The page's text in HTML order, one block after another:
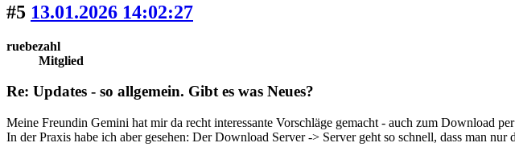
#5 13.01.2026 14:02:27
ruebezahl
Mitglied
Re: Updates - so allgemein. Gibt es was Neues?
Meine Freundin Gemini hat mir da recht interessante Vorschläge gemacht - auch zum Download
In der Praxis habe ich aber gesehen: Der Download Server -> Server geht so schnell, dass man nur